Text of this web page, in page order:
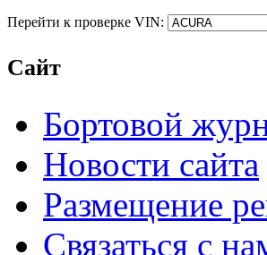
Перейти к проверке VIN:
Сайт
Бортовой
Новости сайта
Размещение
Связаться с